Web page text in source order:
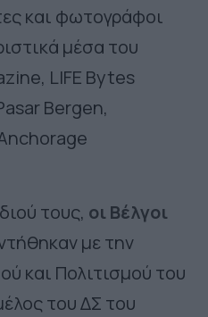
και φωτογράφοι
μέσα του
LIFE Bytes
Bergen,
τους, οι Βέλγοι
με την
και Πολιτισμού του
του ΔΣ του